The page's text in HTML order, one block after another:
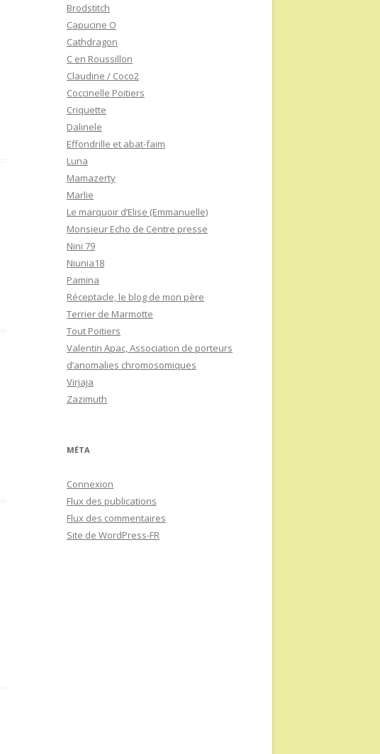
Brodstitch
Capucine O
Cathdragon
C en Roussillon
Claudine / Coco2
Coccinelle Poitiers
Criquette
Dalinele
Effondrille et abat-faim
Luna
Mamazerty
Marlie
Le marquoir d’Elise (Emmanuelle)
Monsieur Echo de Centre presse
Nini 79
Niunia18
Pamina
Réceptacle, le blog de mon père
Terrier de Marmotte
Tout Poitiers
Valentin Apac, Association de porteurs
d’anomalies chromosomiques
Virjaja
Zazimuth
MÉTA
Connexion
Flux des publications
Flux des commentaires
Site de WordPress-FR